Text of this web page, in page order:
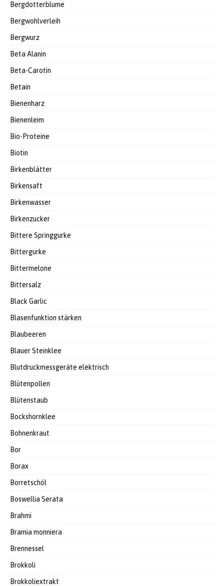
Bergdotterblume
Bergwohlverleih
Bergwurz
Beta Alanin
Beta-Carotin
Betain
Bienenharz
Bienenleim
Bio-Proteine
Biotin
Birkenblätter
Birkensaft
Birkenwasser
Birkenzucker
Bittere Springgurke
Bittergurke
Bittermelone
Bittersalz
Black Garlic
Blasenfunktion stärken
Blaubeeren
Blauer Steinklee
Blutdruckmessgeräte elektrisch
Blütenpollen
Blütenstaub
Bockshornklee
Bohnenkraut
Bor
Borax
Borretschöl
Boswellia Serata
Brahmi
Bramia monniera
Brennessel
Brokkoli
Brokkoliextrakt